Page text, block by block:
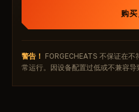
购买
警告！ FORGECHEATS 不保证在
常运行。因设备配置过低或不兼容导